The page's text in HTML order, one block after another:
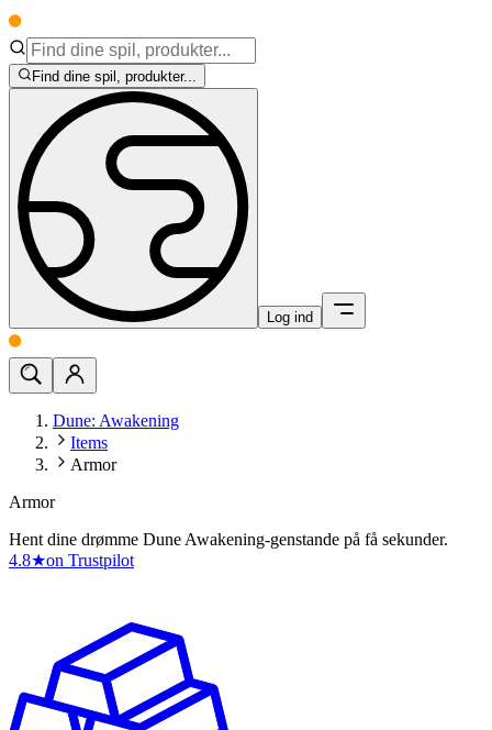
Find dine spil, produkter...
Log ind
Dune: Awakening
Items
Armor
Armor
Hent dine drømme Dune Awakening-genstande på få sekunder.
4.8★on Trustpilot